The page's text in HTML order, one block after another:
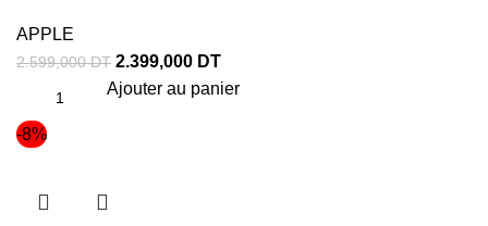
APPLE
2.599,000DT 2.399,000 DT
Ajouter au panier
-8%